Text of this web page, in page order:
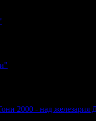
2000 - над железария